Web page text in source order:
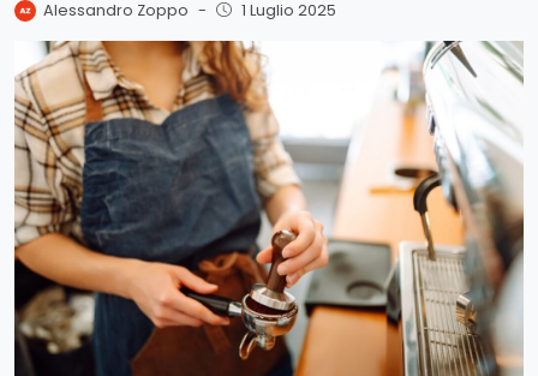
Alessandro Zoppo - 1 Luglio 2025